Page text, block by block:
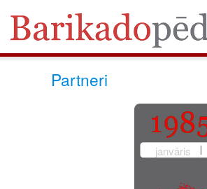
Partneri
janvāris